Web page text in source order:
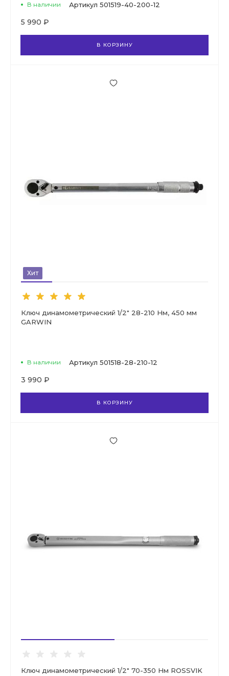
В наличии Артикул 501519-40-200-12
5 990 ₽
В КОРЗИНУ
Хит
Ключ динамометрический 1/2" 28-210 Нм, 450 мм
GARWIN
В наличии Артикул 501518-28-210-12
3 990 ₽
В КОРЗИНУ
Ключ динамометрический 1/2" 70-350 Нм ROSSVIK